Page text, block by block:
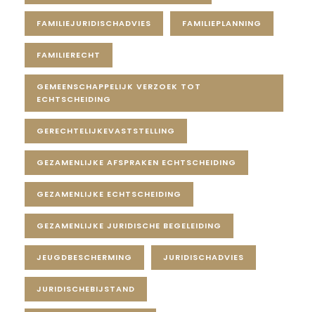
FAMILIEJURIDISCHADVIES FAMILIEPLANNING
FAMILIERECHT
GEMEENSCHAPPELIJK VERZOEK TOT
ECHTSCHEIDING
GERECHTELIJKEVASTSTELLING
GEZAMENLIJKE AFSPRAKEN ECHTSCHEIDING
GEZAMENLIJKE ECHTSCHEIDING
GEZAMENLIJKE JURIDISCHE BEGELEIDING
JEUGDBESCHERMING JURIDISCHADVIES
JURIDISCHEBIJSTAND